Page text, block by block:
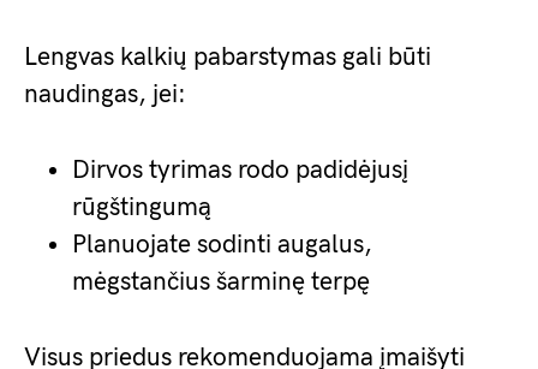
Lengvas kalkių pabarstymas gali būti
naudingas, jei:
Dirvos tyrimas rodo padidėjusį
rūgštingumą
Planuojate sodinti augalus,
mėgstančius šarminę terpę
Visus priedus rekomenduojama įmaišyti